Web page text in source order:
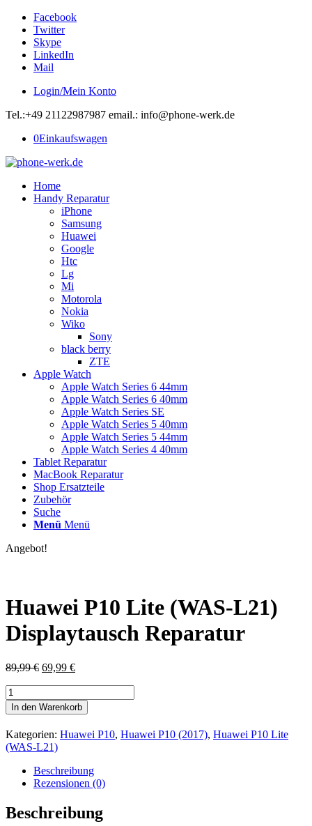
Facebook
Twitter
Skype
LinkedIn
Mail
Login/Mein Konto
Tel.:+49 21122987987 email.: info@phone-werk.de
0Einkaufswagen
Home
Handy Reparatur
iPhone
Samsung
Huawei
Google
Htc
Lg
Mi
Motorola
Nokia
Wiko
Sony
black berry
ZTE
Apple Watch
Apple Watch Series 6 44mm
Apple Watch Series 6 40mm
Apple Watch Series SE
Apple Watch Series 5 40mm
Apple Watch Series 5 44mm
Apple Watch Series 4 40mm
Tablet Reparatur
MacBook Reparatur
Shop Ersatzteile
Zubehör
Suche
Menü Menü
Angebot!
Huawei P10 Lite (WAS-L21)
Displaytausch Reparatur
89,99€ Ursprünglicher
89,99 €
69,99 €Aktueller
69,99 €.
Huawei
P10
Lite
(WAS-
L21)
Displaytausch
Reparatur
Menge
In den Warenkorb
Kategorien: Huawei P10, Huawei P10 (2017), Huawei P10 Lite
(WAS-L21)
Beschreibung
Rezensionen (0)
Beschreibung